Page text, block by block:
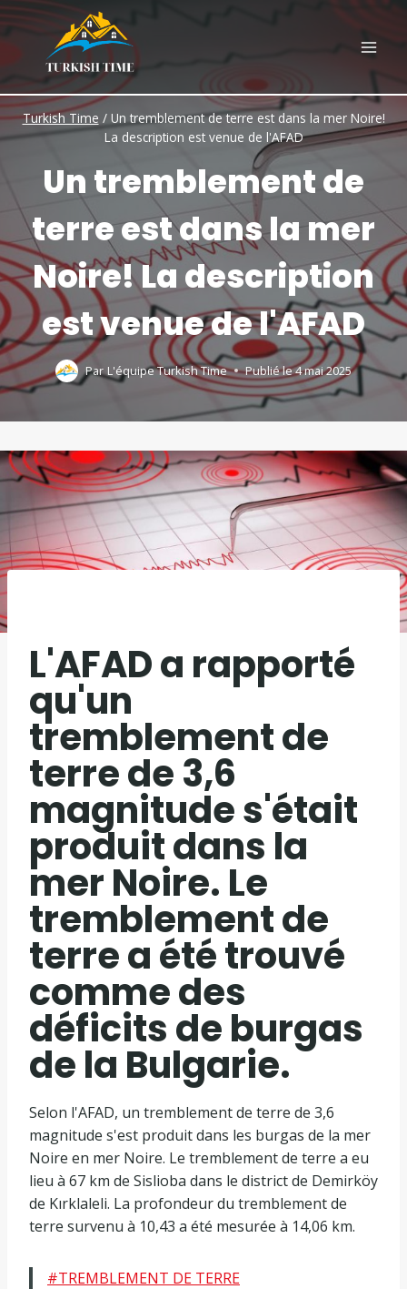
Skip
to
content
Turkish Time / Un tremblement de terre est dans la mer Noire!
La description est venue de l'AFAD
Un tremblement de
terre est dans la mer
Noire! La description
est venue de l'AFAD
Par L'équipe Turkish Time Publié le4 mai 2025
L'AFAD a rapporté
qu'un
tremblement de
terre de 3,6
magnitude s'était
produit dans la
mer Noire. Le
tremblement de
terre a été trouvé
comme des
déficits de burgas
de la Bulgarie.
Selon l'AFAD, un tremblement de terre de 3,6
magnitude s'est produit dans les burgas de la mer
Noire en mer Noire. Le tremblement de terre a eu
lieu à 67 km de Sislioba dans le district de Demirköy
de Kırklaleli. La profondeur du tremblement de
terre survenu à 10,43 a été mesurée à 14,06 km.
#TREMBLEMENT DE TERRE